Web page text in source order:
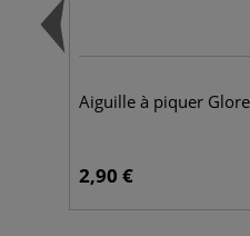
Aiguille à piquer
2,90 €